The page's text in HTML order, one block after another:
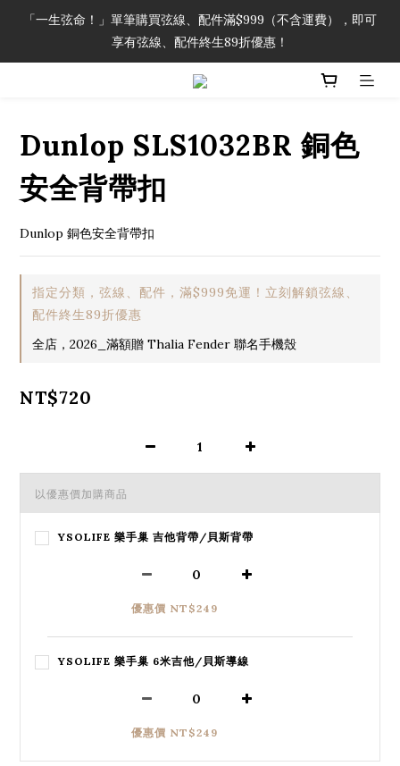
「一生弦命！」單筆購買弦線、配件滿$999（不含運費），即可
享有弦線、配件終生89折優惠！
「一生弦命！」單筆購買弦線、配件滿$999（不含運費），即可
享有弦線、配件終生89折優惠！
加入會員即領2000元購物金。 加入購物車查看更多折扣！
「一生弦命！」單筆購買弦線、配件滿$999（不含運費），即可
享有弦線、配件終生89折優惠！
Dunlop SLS1032BR 銅色
安全背帶扣
Dunlop 銅色安全背帶扣
指定分類，弦線、配件，滿$999免運！立刻解鎖弦線、
配件終生89折優惠
全店，2026_滿額贈 Thalia Fender 聯名手機殼
NT$720
以優惠價加購商品
YSOLIFE 樂手巢 吉他背帶/貝斯背帶
優惠價 NT$249
YSOLIFE 樂手巢 6米吉他/貝斯導線
優惠價 NT$249